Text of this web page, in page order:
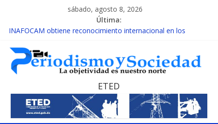
sábado, agosto 8, 2026
Última:
INAFOCAM obtiene reconocimiento internacional en los
15 de febrero de cada año es Día Nacional de la lucha contra el
cáncer infantil
EL ENFOQUE UNILATERAL DE LA COALICIÓN
MESCyT y Universidad Albizu apoyarán rehabilitación de
reclusos
MESCyT presenta calendario de Consulta Nacional por la
Educación
ETED